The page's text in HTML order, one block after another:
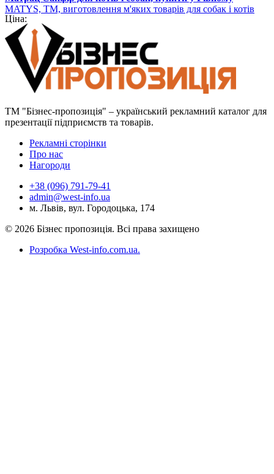
MATYS, ТМ, виготовлення м'яких товарів для собак і котів
Ціна:
ТМ "Бізнес-пропозиція" – український рекламний каталог для
презентації підприємств та товарів.
Рекламні сторінки
Про нас
Нагороди
+38 (096) 791-79-41
admin@west-info.ua
м. Львів, вул. Городоцька, 174
© 2026 Бізнес пропозиція. Всі права захищено
Розробка West-info.com.ua.